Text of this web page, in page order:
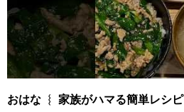
おはな ︴ 家族がハマる簡単レシピ